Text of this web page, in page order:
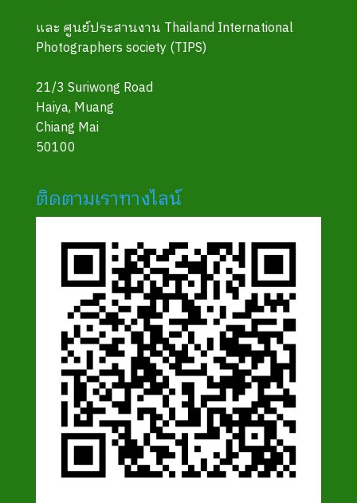
และ ศูนย์ประสานงาน Thailand International
Photographers society (TIPS)
21/3 Suriwong Road
Haiya, Muang
Chiang Mai
50100
ติดตามเราทางไลน์